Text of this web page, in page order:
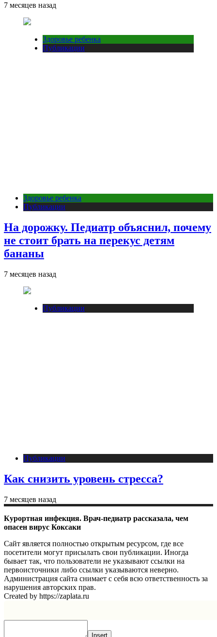
7 месяцев назад
Здоровье ребенка
Публикации
Здоровье ребенка
Публикации
На дорожку. Педиатр объяснил, почему
не стоит брать на перекус детям
бананы
7 месяцев назад
Публикации
Публикации
Как снизить уровень стресса?
7 месяцев назад
Курортная инфекция. Врач-педиатр рассказала, чем
опасен вирус Коксаки
Сайт является полностью открытым ресурсом, где все
посетители могут присылать свои публикации. Иногда
бывает так, что пользователи не указывают ссылки на
первоисточники либо ссылки указываются неверно.
Администрация сайта снимает с себя всю ответственность за
нарушения авторских прав.
Created by https://zaplata.ru
Insert